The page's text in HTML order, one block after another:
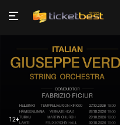
12+